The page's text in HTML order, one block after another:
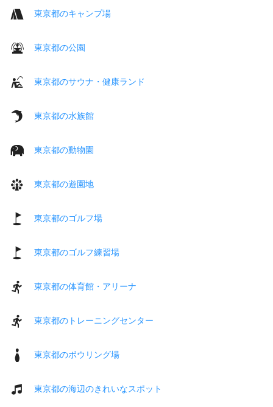
東京都のキャンプ場
東京都の公園
東京都のサウナ・健康ランド
東京都の水族館
東京都の動物園
東京都の遊園地
東京都のゴルフ場
東京都のゴルフ練習場
東京都の体育館・アリーナ
東京都のトレーニングセンター
東京都のボウリング場
東京都の海辺のきれいなスポット